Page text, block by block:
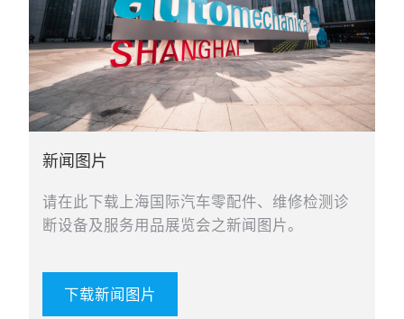
新闻图片
请在此下载上海国际汽车零配件、维修检测诊
断设备及服务用品展览会之新闻图片。
下载新闻图片